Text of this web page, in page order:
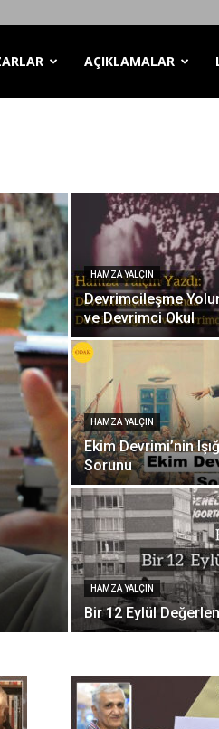
AÇIKLAMALAR
HAMZA YALÇIN
Devrimcileşme
ve Devrimci Okul
HAMZA YALÇIN
Ekim Devrimi’nin
Sorunu
HAMZA YALÇIN
Bir 12 Eylül